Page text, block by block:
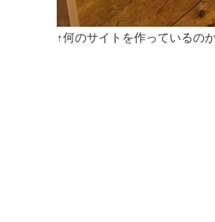
↑何のサイトを作っているの